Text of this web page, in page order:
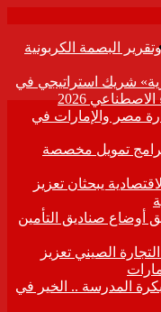
البصمة الكربونية
شريك استراتيجي في
2026
دولار تجارة مصر والإمارات في
تمويل مخصصة
يبحثان تعزيز
أوضاع صناديق التأمين
الصيني تعزيز
المدرسة .. الخير في
القائمة